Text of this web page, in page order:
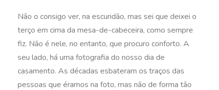
Não o consigo ver, na escuridão, mas sei que deixei o
terço em cima da mesa-de-cabeceira, como sempre
fiz. Não é nele, no entanto, que procuro conforto. A
seu lado, há uma fotografia do nosso dia de
casamento. As décadas esbateram os traços das
pessoas que éramos na foto, mas não de forma tão